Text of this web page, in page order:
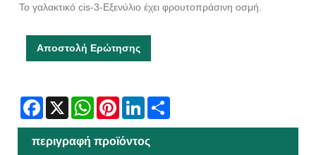
Το γαλακτικό cis-3-Εξενύλιο έχει φρουτοπράσινη οσμή.
Αποστολή Ερώτησης
Facebook
X WhatsAppPinterestLinkedIn
περιγραφή προϊόντος